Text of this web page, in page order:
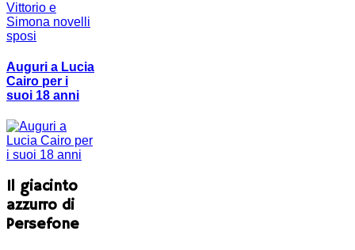
Auguri a Lucia
Cairo per i
suoi 18 anni
Il giacinto
azzurro di
Persefone